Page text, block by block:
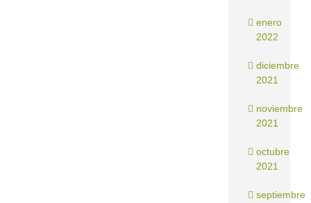
enero
2022
diciembre
2021
noviembre
2021
octubre
2021
septiembre